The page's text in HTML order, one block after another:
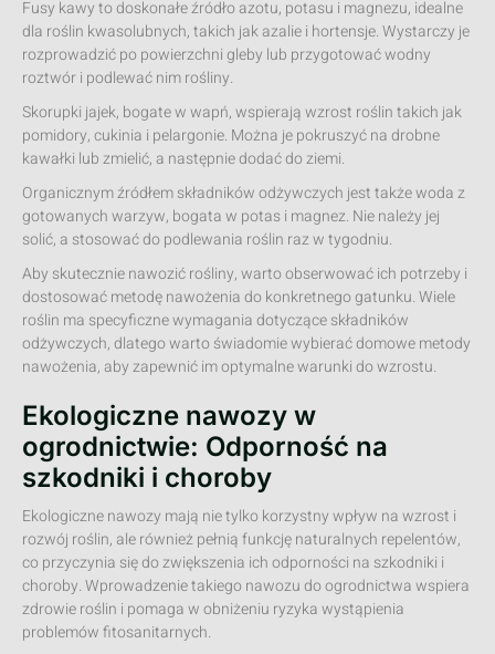
Fusy kawy to doskonałe źródło azotu, potasu i magnezu, idealne
dla roślin kwasolubnych, takich jak azalie i hortensje. Wystarczy je
rozprowadzić po powierzchni gleby lub przygotować wodny
roztwór i podlewać nim rośliny.
Skorupki jajek, bogate w wapń, wspierają wzrost roślin takich jak
pomidory, cukinia i pelargonie. Można je pokruszyć na drobne
kawałki lub zmielić, a następnie dodać do ziemi.
Organicznym źródłem składników odżywczych jest także woda z
gotowanych warzyw, bogata w potas i magnez. Nie należy jej
solić, a stosować do podlewania roślin raz w tygodniu.
Aby skutecznie nawozić rośliny, warto obserwować ich potrzeby i
dostosować metodę nawożenia do konkretnego gatunku. Wiele
roślin ma specyficzne wymagania dotyczące składników
odżywczych, dlatego warto świadomie wybierać domowe metody
nawożenia, aby zapewnić im optymalne warunki do wzrostu.
Ekologiczne nawozy w
ogrodnictwie: Odporność na
szkodniki i choroby
Ekologiczne nawozy mają nie tylko korzystny wpływ na wzrost i
rozwój roślin, ale również pełnią funkcję naturalnych repelentów,
co przyczynia się do zwiększenia ich odporności na szkodniki i
choroby. Wprowadzenie takiego nawozu do ogrodnictwa wspiera
zdrowie roślin i pomaga w obniżeniu ryzyka wystąpienia
problemów fitosanitarnych.